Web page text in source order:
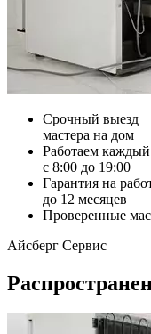
Срочный выезд
мастера на дом
Работаем
с 8:00 до 19:00
Гарантия на
до 12 месяцев
Проверенные
Айсберг Сервис